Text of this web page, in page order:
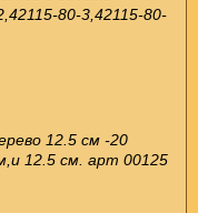
80-3,42115-80-
12.5 см -20
12.5 см. арт 00125